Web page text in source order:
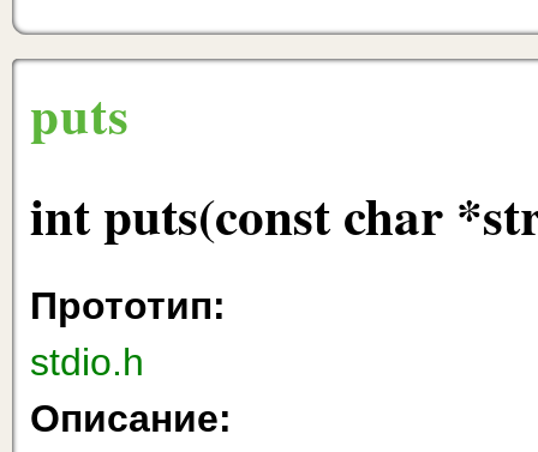
puts
int puts(const char
Прототип:
stdio.h
Описание: